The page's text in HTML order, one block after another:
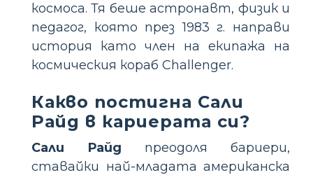
космоса. Тя беше астронавт, физик и
педагог, която през 1983 г. направи
история като член на екипажа на
космическия кораб Challenger.
Какво постигна Сали
Райд в кариерата си?
Сали Райд преодоля бариери,
ставайки най-младата американска